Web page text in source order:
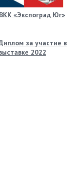
«Экспоград Юг»
за участие в
2022